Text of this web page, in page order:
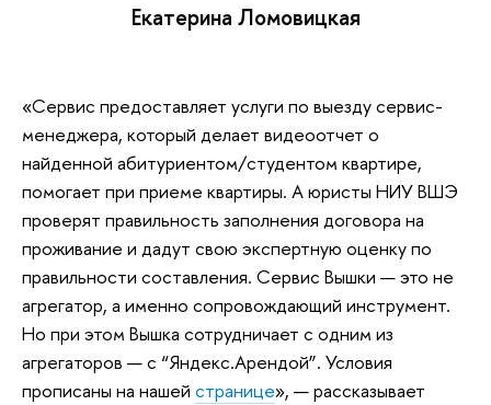
Екатерина Ломовицкая
«Сервис предоставляет услуги по выезду сервис-
менеджера, который делает видеоотчет о
найденной абитуриентом/студентом квартире,
помогает при приеме квартиры. А юристы НИУ ВШЭ
проверят правильность заполнения договора на
проживание и дадут свою экспертную оценку по
правильности составления. Сервис Вышки — это не
агрегатор, а именно сопровождающий инструмент.
Но при этом Вышка сотрудничает с одним из
агрегаторов — с “Яндекс.Арендой”. Условия
прописаны на нашей странице», — рассказывает